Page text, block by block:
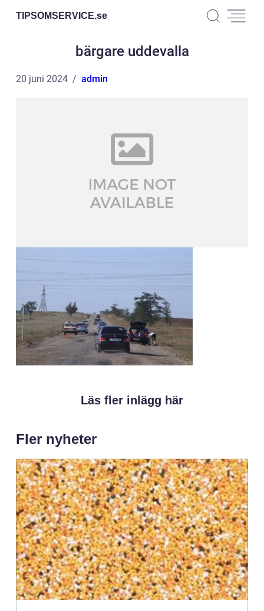
TIPSOMSERVICE.se
bärgare uddevalla
20 juni 2024 admin
Läs fler inlägg här
Fler nyheter